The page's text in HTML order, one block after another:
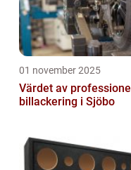
01 november 2025
Värdet av professionell
billackering i Sjöbo